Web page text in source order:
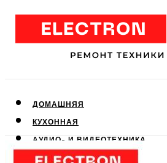
ДОМАШНЯЯ
КУХОННАЯ
АУДИО- И ВИДЕОТЕХНИКА
КЛИМАТИЧЕСКАЯ